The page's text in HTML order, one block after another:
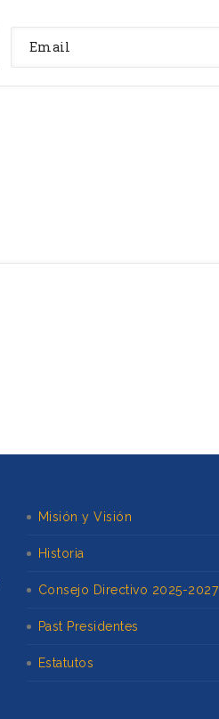
Misión y Visión
Historia
Consejo Directivo 2025-2027
Past Presidentes
Estatutos